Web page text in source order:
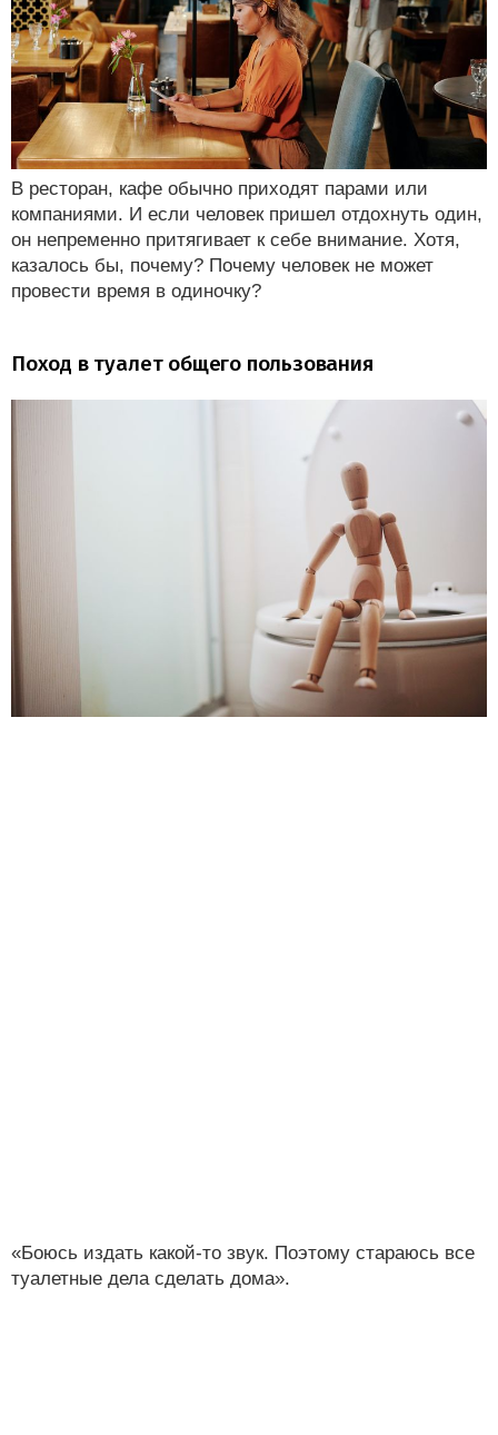
В ресторан, кафе обычно приходят парами или
компаниями. И если человек пришел отдохнуть один,
он непременно притягивает к себе внимание. Хотя,
казалось бы, почему? Почему человек не может
провести время в одиночку?
Поход в туалет общего пользования
«Боюсь издать какой-то звук. Поэтому стараюсь все
туалетные дела сделать дома».